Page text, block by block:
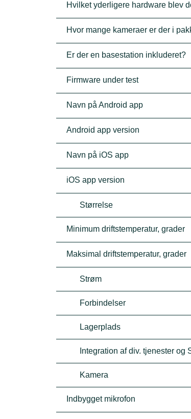
Hvilket yderligere hardware blev
Hvor mange kameraer er der i
Er der en basestation inkluderet?
Firmware under test
Navn på Android app
Android app version
Navn på iOS app
iOS app version
Størrelse
Minimum driftstemperatur, grader
Maksimal driftstemperatur, grader
Strøm
Forbindelser
Lagerplads
Integration af div. tjenester og
Kamera
Indbygget mikrofon